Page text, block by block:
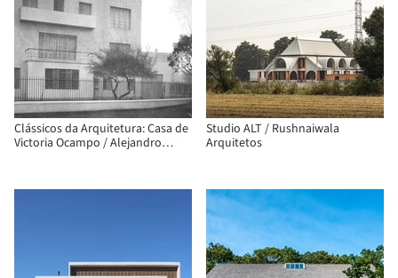
Clássicos da Arquitetura: Casa de
Victoria Ocampo / Alejandro
Studio ALT / Rushnaiwala
Arquitetos